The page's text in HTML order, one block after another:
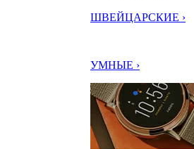
ШВЕЙЦАРСКИЕ ›
УМНЫЕ ›